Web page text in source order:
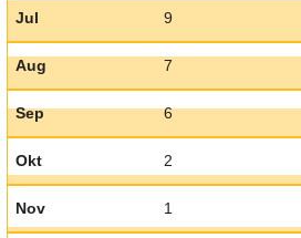
Jul 9
Aug 7
Sep 6
Okt 2
Nov 1